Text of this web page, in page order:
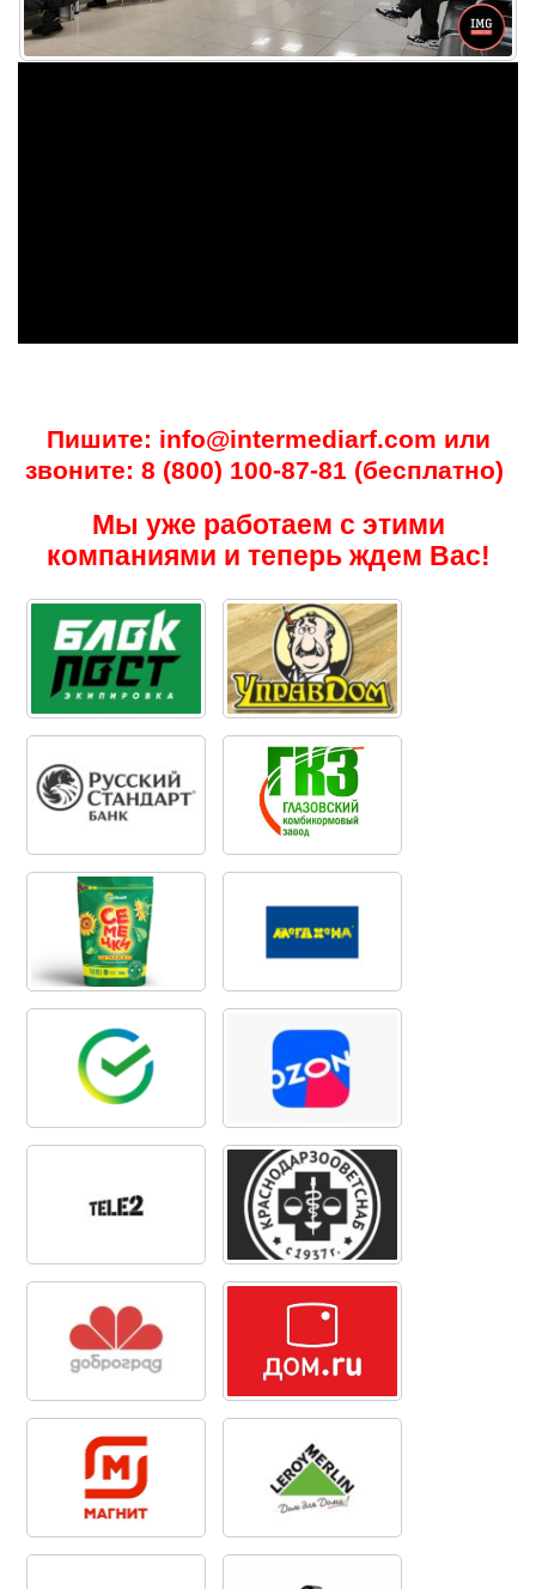
Пишите: info@intermediarf.com или
звоните: 8 (800) 100-87-81 (бесплатно)
Мы уже работаем с этими
компаниями и теперь ждем Вас!